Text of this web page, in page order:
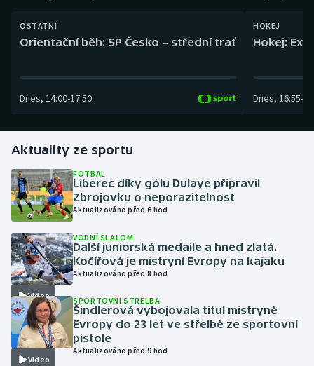
Dostihy
Gymnastika
Házená
Jezdectví
Judo
Krasobruslení
Lezení
Lyže a snowboard
OSTATNÍ
Orientační běh: SP Česko – střední trať
Dnes, 14:00-17:50
HOKEJ
Hokej:
Dnes, 16:55-
Aktuality ze sportu
FOTBAL
Liberec díky gólu Dulaye připravil
Zbrojovku o neporazitelnost
Aktualizováno před 6 hod
Video
VODNÍ SLALOM
Další juniorská medaile a hned zlatá.
Kočířová je mistryní Evropy na kajaku
Aktualizováno před 8 hod
Video
SPORTOVNÍ STŘELBA
Šindlerová vybojovala titul mistryně
Evropy do 23 let ve střelbě ze sportovní
pistole
Aktualizováno před 9 hod